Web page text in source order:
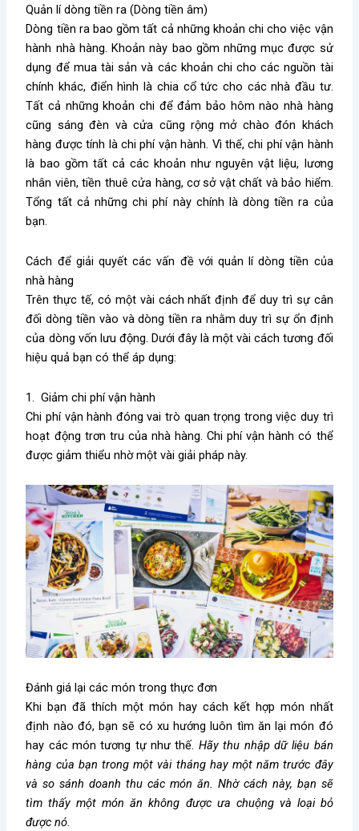
Quản lí dòng tiền ra (Dòng tiền âm)
Dòng tiền ra bao gồm tất cả những khoản chi cho việc vận
hành nhà hàng. Khoản này bao gồm những mục được sử
dụng để mua tài sản và các khoản chi cho các nguồn tài
chính khác, điển hình là chia cổ tức cho các nhà đầu tư.
Tất cả những khoản chi để đảm bảo hôm nào nhà hàng
cũng sáng đèn và cửa cũng rộng mở chào đón khách
hàng được tính là chi phí vận hành. Vì thế, chi phí vận hành
là bao gồm tất cả các khoản như nguyên vật liệu, lương
nhân viên, tiền thuê cửa hàng, cơ sở vật chất và bảo hiểm.
Tổng tất cả những chi phí này chính là dòng tiền ra của
bạn.
Cách để giải quyết các vấn đề với quản lí dòng tiền của
nhà hàng
Trên thực tế, có một vài cách nhất định để duy trì sự cân
đối dòng tiền vào và dòng tiền ra nhằm duy trì sự ổn định
của dòng vốn lưu động. Dưới đây là một vài cách tương đối
hiệu quả bạn có thể áp dụng:
1. Giảm chi phí vận hành
Chi phí vận hành đóng vai trò quan trọng trong việc duy trì
hoạt động trơn tru của nhà hàng. Chi phí vận hành có thể
được giảm thiểu nhờ một vài giải pháp này.
Đánh giá lại các món trong thực đơn
Khi bạn đã thích một món hay cách kết hợp món nhất
định nào đó, bạn sẽ có xu hướng luôn tìm ăn lại món đó
hay các món tương tự như thế. Hãy thu nhập dữ liệu bán
hàng của bạn trong một vài tháng hay một năm trước đây
và so sánh doanh thu các món ăn. Nhờ cách này, bạn sẽ
tìm thấy một món ăn không được ưa chuộng và loại bỏ
được nó.